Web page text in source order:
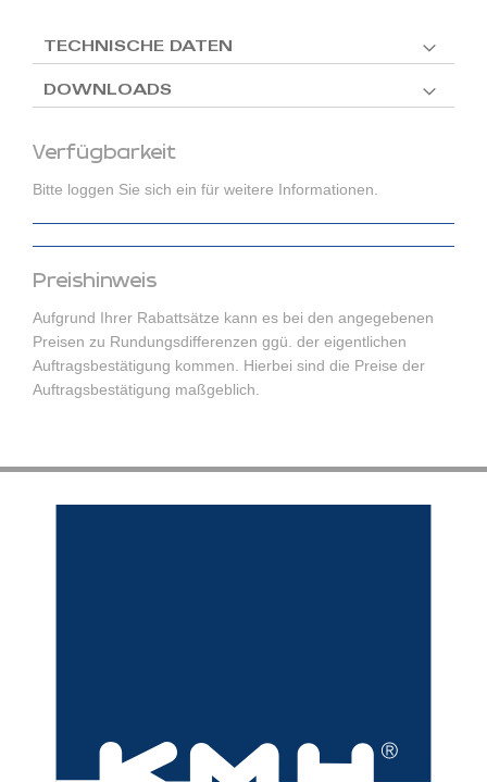
Verfügbarkeit
Bitte loggen Sie sich ein für weitere Informationen.
Preishinweis
Aufgrund Ihrer Rabattsätze kann es bei den angegebenen
Preisen zu Rundungsdifferenzen ggü. der eigentlichen
Auftragsbestätigung kommen. Hierbei sind die Preise der
Auftragsbestätigung maßgeblich.
TECHNISCHE DATEN
DOWNLOADS